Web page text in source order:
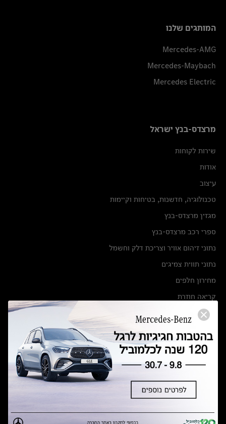
המותגים שלנו
Mercedes-AMG
Mercedes-Maybach
Mercedes Electric
מרצדס-בנץ ישראל
שירות לקוחות
אודות
עיצוב
טכנולוגיה, חדשנות, בטיחות וקיימות
מגזין מרצדס-בנץ
ספרי רכב מרצדס-בנץ
נתוני זיהום אוויר וצריכת דלק וחשמל
נתוני תווית צמיגים
מחירון חלפים
קריאה חוזרת
הודעה על הטבות לרכבי מרצדס בהסדר פשרה בתצ 56447-02-19
תקנון ימי מכירות 120 לכלמוביל
מצאו אותנו
אולמות תצוגה